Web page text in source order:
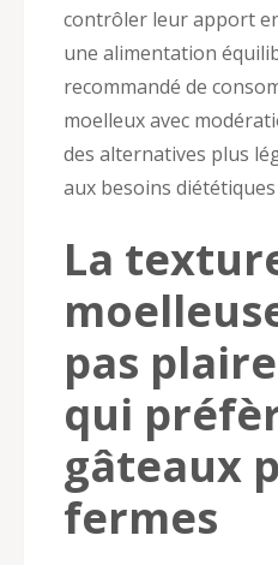
contrôler leur apport
une alimentation
recommandé de
moelleux avec
des alternatives plus
aux besoins
La
pas
qui
gâteaux
fermes